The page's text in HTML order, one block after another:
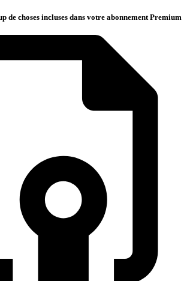
de choses incluses dans votre abonnement Premium